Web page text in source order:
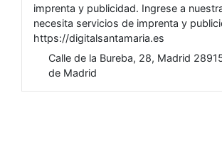
imprenta y publicidad. Ingrese a
necesita servicios de imprenta y
https://digitalsantamaria.es
Calle de la Bureba, 28, Madrid
de Madrid